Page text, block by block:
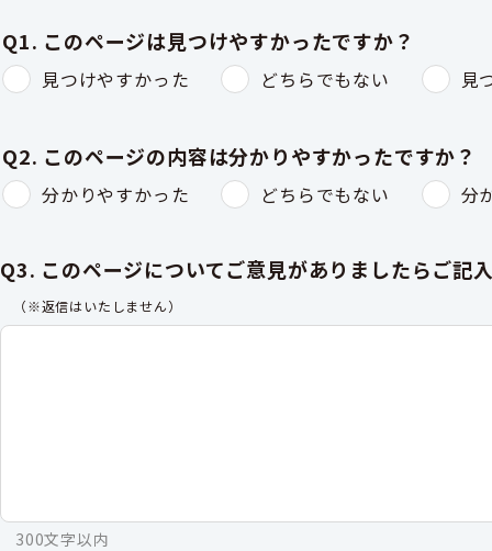
Q1. このページは見つけやすかったですか？
見つけやすかった どちらでもない 見
Q2. このページの内容は分かりやすかったですか？
分かりやすかった どちらでもない 分
Q3. このページについてご意見がありましたらご記
（※返信はいたしません）
300文字以内